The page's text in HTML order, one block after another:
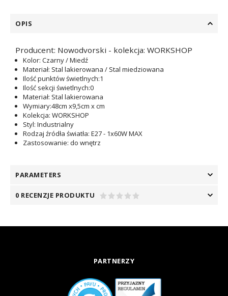
OPIS
Producent: Nowodvorski - kolekcja: WORKSHOP
Kolor: Czarny / Miedź
Materiał: Stal lakierowana / Stal miedziowana
Ilość punktów świetlnych:1
Ilość sekcji świetlnych:0
Materiał: Stal lakierowana
Wymiary:48cm x9,5cm x cm
Kolekcja: WORKSHOP
Styl: Industrialny
Rodzaj źródła światła: E27 - 1x60W MAX
Zastosowanie: do wnętrz
PARAMETERS
0 RECENZJE PRODUKTU
PARTNERZY